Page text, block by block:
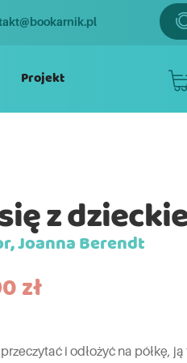
Projekt
z
Joanna Berendt
zł
i odłożyć na półkę,